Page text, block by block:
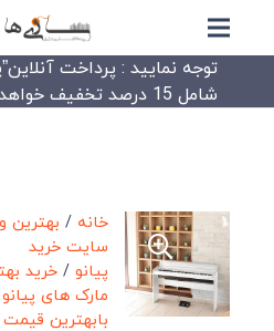
توجه نمایید : پرداخت
شامل 15 درصد تخفیف خواهد شد.
خانه / بهترین
سایت خرید
پیانو /خرید
مارک های پیانو
بابهترین قیمت